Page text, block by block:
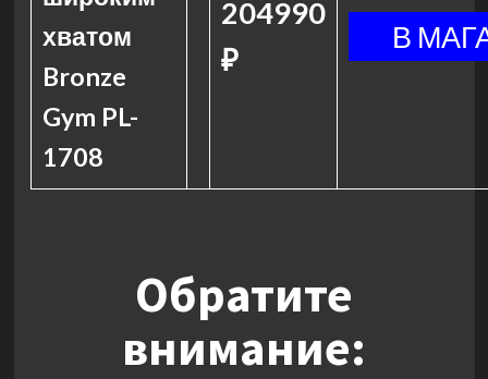
хватом
Bronze
Gym PL-
1708
204990
₽
Обратите
внимание: